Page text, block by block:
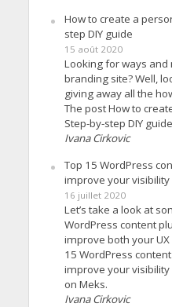
How to create a
step DIY guide
15 août 2020
Looking for ways
branding site? Well,
giving away all the
The post How to
Step-by-step DIY
Ivana Cirkovic
Top 15 WordPress
improve your
16 juillet 2020
Let’s take a look at
WordPress content
improve both your
15 WordPress
improve your
on Meks.
Ivana Cirkovic